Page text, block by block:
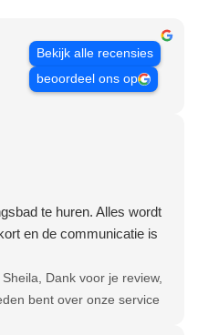
Bekijk alle recensies
beoordeel ons op
te huren. Alles wordt
en de communicatie is
Sheila, Dank voor je review,
bent over onze service